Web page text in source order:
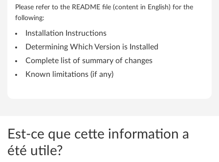
o
W
d
o
Please refer to the README file (content in English) for the
following:
Installation Instructions
Determining Which Version is Installed
Complete list of summary of changes
Known limitations (if any)
Est-ce que cette information a
été utile?